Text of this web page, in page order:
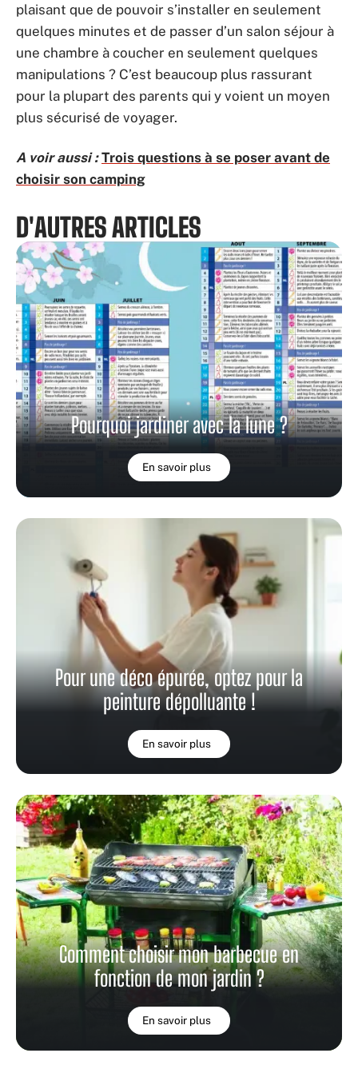
plaisant que de pouvoir s’installer en seulement
quelques minutes et de passer d’un salon séjour à
une chambre à coucher en seulement quelques
manipulations ? C’est beaucoup plus rassurant
pour la plupart des parents qui y voient un moyen
plus sécurisé de voyager.
A voir aussi : Trois questions à se poser avant de
choisir son camping
D'AUTRES ARTICLES
Pourquoi jardiner avec la lune ?
En savoir plus
Pour une déco épurée, optez pour la
peinture dépolluante !
En savoir plus
Comment choisir mon barbecue en
fonction de mon jardin ?
En savoir plus